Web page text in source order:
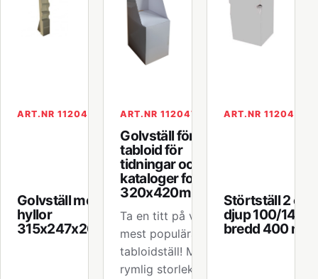
ART.NR 112046
Golvställ med 4
hyllor
315x247x205mm
ART.NR 112047
Golvställ för
tabloid för
tidningar och
kataloger format
320x420mm
Ta en titt på vårt
mest populära
tabloidställ! Med en
rymlig storlek på
ART.NR 112048
Störtställ 2
djup 100/
bredd 400 mm